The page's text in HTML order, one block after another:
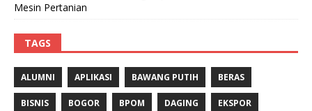
Mesin Pertanian
TAGS
ALUMNI APLIKASI BAWANG PUTIH BERAS
BISNIS BOGOR BPOM DAGING EKSPOR